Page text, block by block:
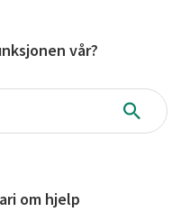
vår?
Søk
om hjelp